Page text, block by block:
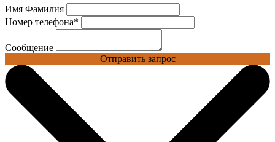
Имя Фамилия
Номер телефона*
Сообщение
Отправить запрос